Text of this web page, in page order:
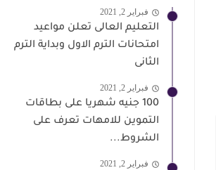
فبراير 2, 2021
التعليم العالى تعلن مواعيد
امتحانات الترم الاول وبداية الترم
الثانى
فبراير 2, 2021
100 جنيه شهريا على بطاقات
التموين للامهات تعرف على
الشروط...
فبراير 2, 2021